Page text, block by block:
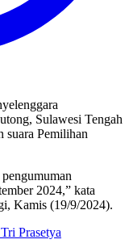
Sulawesi Tengah
suara Pemilihan
2024,” kata
Kamis (19/9/2024).
Prasetya